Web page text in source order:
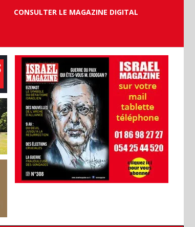
CONSULTER LE MAGAZINE DIGITAL